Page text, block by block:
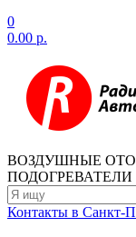
0
0.00 р.
ВОЗДУШНЫЕ
ПОДОГРЕВАТЕЛИ
Контакты в Санкт-